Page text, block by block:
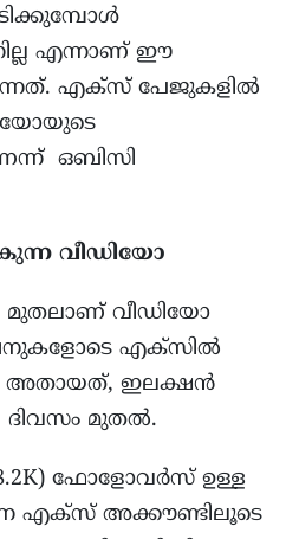
എന്നാണ് ഈ
എക്സ് പേജുകളിൽ
ഒബിസി
വീഡിയോ
മുതലാണ് വീഡിയോ
എക്സിൽ
അതായത്, ഇലക്ഷൻ
ദിവസം മുതല്‍.
ഫോളോവർസ് ഉള്ള
എക്സ് അക്കൗണ്ടിലൂടെ